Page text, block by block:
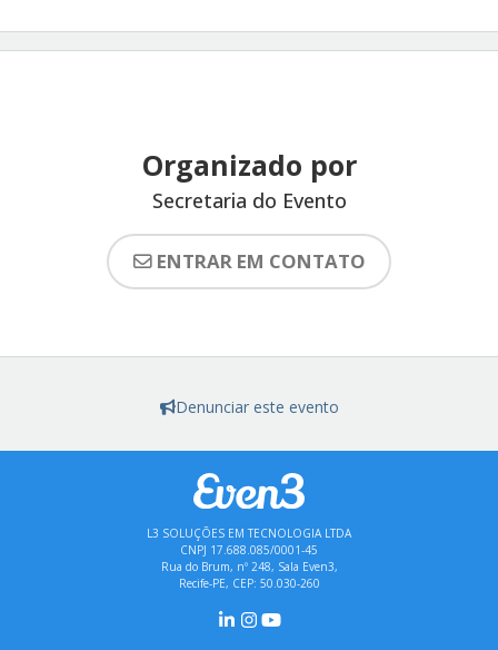
Organizado por
Secretaria do Evento
ENTRAR EM CONTATO
Denunciar este evento
L3 SOLUÇÕES EM TECNOLOGIA LTDA
CNPJ 17.688.085/0001-45
Rua do Brum, nº 248, Sala Even3,
Recife-PE, CEP: 50.030-260